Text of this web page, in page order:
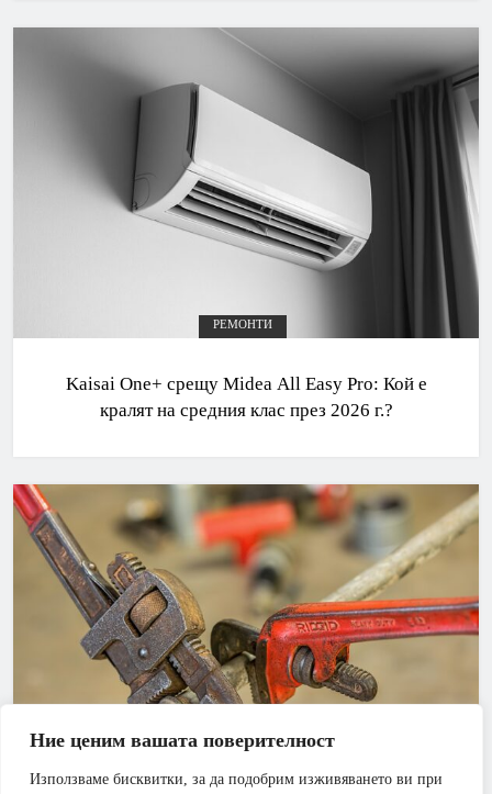
Ние ценим вашата поверителност
Използваме бисквитки, за да подобрим изживяването ви при
РЕМОНТИ
Kaisai One+ срещу Midea All Easy Pro: Кой е
кралят на средния клас през 2026 г.?
АПАРТАМЕНТ БАНЯ